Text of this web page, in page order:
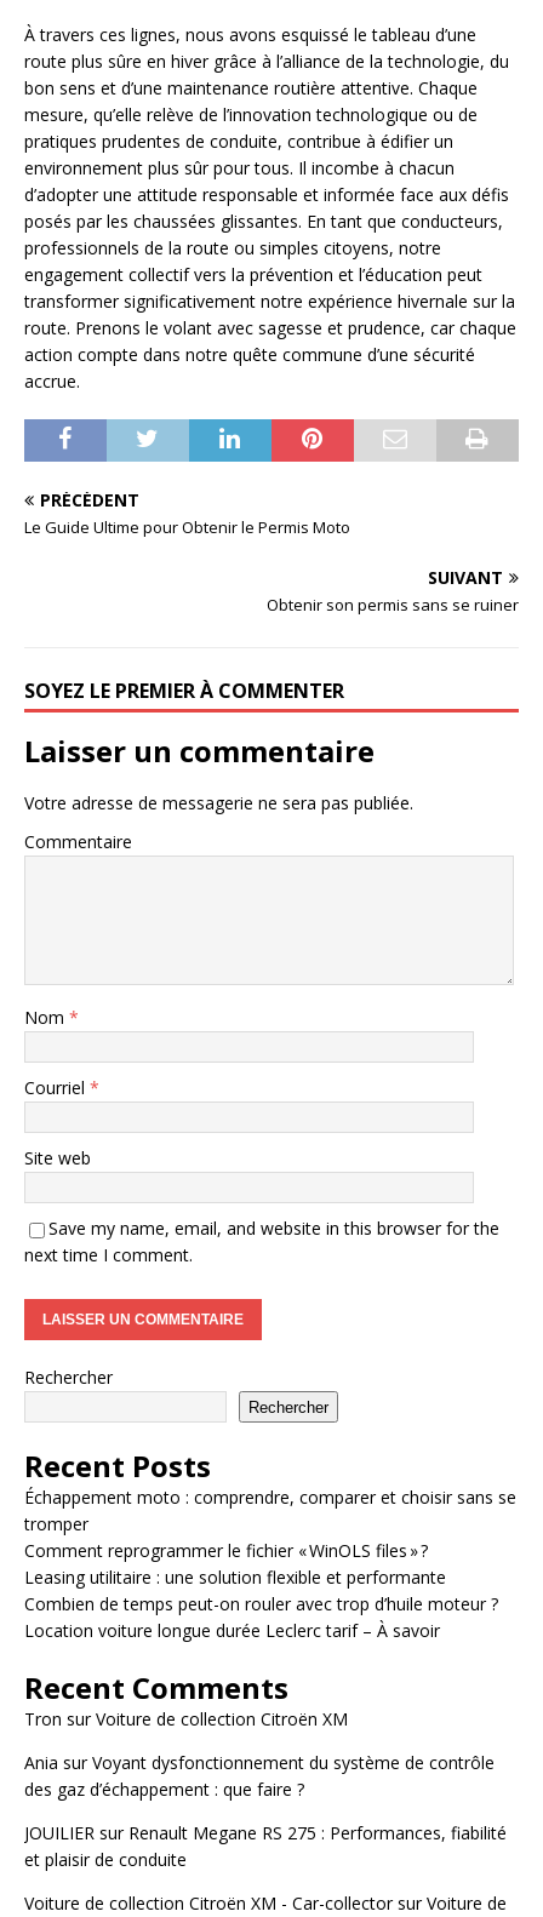
À travers ces lignes, nous avons esquissé le tableau d’une
route plus sûre en hiver grâce à l’alliance de la technologie, du
bon sens et d’une maintenance routière attentive. Chaque
mesure, qu’elle relève de l’innovation technologique ou de
pratiques prudentes de conduite, contribue à édifier un
environnement plus sûr pour tous. Il incombe à chacun
d’adopter une attitude responsable et informée face aux défis
posés par les chaussées glissantes. En tant que conducteurs,
professionnels de la route ou simples citoyens, notre
engagement collectif vers la prévention et l’éducation peut
transformer significativement notre expérience hivernale sur la
route. Prenons le volant avec sagesse et prudence, car chaque
action compte dans notre quête commune d’une sécurité
accrue.
PRÉCÉDENT
Le Guide Ultime pour Obtenir le Permis Moto
SUIVANT
Obtenir son permis sans se ruiner
SOYEZ LE PREMIER À COMMENTER
Laisser un commentaire
Votre adresse de messagerie ne sera pas publiée.
Commentaire
Nom *
Courriel *
Site web
Save my name, email, and website in this browser for the
next time I comment.
Rechercher
Rechercher
Recent Posts
Échappement moto : comprendre, comparer et choisir sans se
tromper
Comment reprogrammer le fichier « WinOLS files » ?
Leasing utilitaire : une solution flexible et performante
Combien de temps peut-on rouler avec trop d’huile moteur ?
Location voiture longue durée Leclerc tarif – À savoir
Recent Comments
Tron surVoiture de collection Citroën XM
Ania surVoyant dysfonctionnement du système de contrôle
des gaz d’échappement : que faire ?
JOUILIER sur Renault Megane RS 275 : Performances, fiabilité
et plaisir de conduite
Voiture de collection Citroën XM - Car-collectorsurVoiture de